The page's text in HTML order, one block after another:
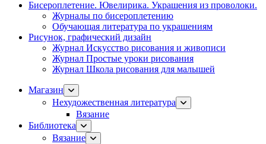
Бисероплетение. Ювелирика. Украшения из проволоки.
Журналы по бисероплетению
Обучающая литература по украшениям
Рисунок, графический дизайн
Журнал Искусство рисования и живописи
Журнал Простые уроки рисования
Журнал Школа рисования для малышей
Магазин
Нехудожественная литература
Вязание
Библиотека
Вязание